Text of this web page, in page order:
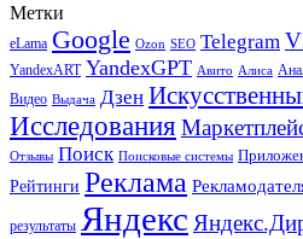
Метки
eLama Google Ozon SEO Telegram
YandexART YandexGPT Авито Алиса
Видео Выдача Дзен
Исследования
Отзывы Поиск Поисковые системы
Рейтинги Реклама
результаты Яндекс